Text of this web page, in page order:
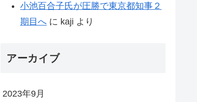
小池百合子氏が圧勝で東京都知事２
期目へ に kaji より
アーカイブ
2023年9月